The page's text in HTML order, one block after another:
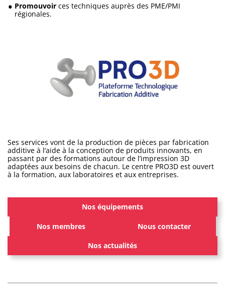
Promouvoir ces techniques auprès des PME/PMI
régionales.
Ses services vont de la production de pièces par fabrication
additive à l’aide à la conception de produits innovants, en
passant par des formations autour de l’impression 3D
adaptées aux besoins de chacun. Le centre PRO3D est ouvert
à la formation, aux laboratoires et aux entreprises.
Nos équipements
Nos membres Nous contacter
Nos actualités